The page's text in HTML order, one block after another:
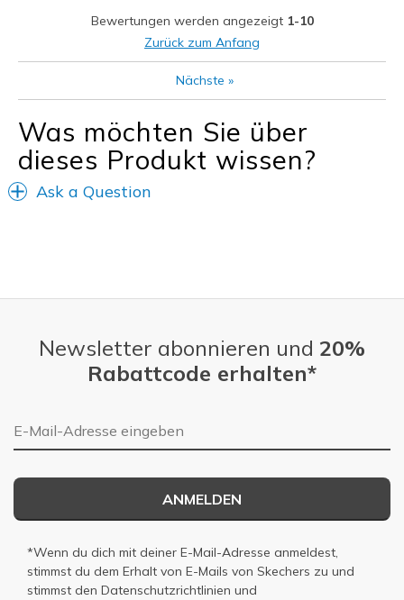
Feels true to width
Bewertungen werden angezeigt 1-10
Zurück zum Anfang
Nächste »
Was möchten Sie über
dieses Produkt wissen?
Ask a Question
Newsletter abonnieren und 20%
Rabattcode erhalten*
E-Mail-Adresse
ANMELDEN
*Wenn du dich mit deiner E-Mail-Adresse anmeldest,
stimmst du dem Erhalt von E-Mails von Skechers zu und
stimmst den Datenschutzrichtlinien und